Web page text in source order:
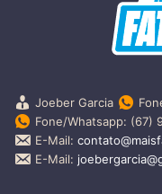
Joeber Garcia
Fone/Whatsapp: (67)
E-Mail:
E-Mail: